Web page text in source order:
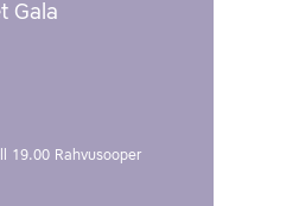
Gala
19.00 Rahvusooper